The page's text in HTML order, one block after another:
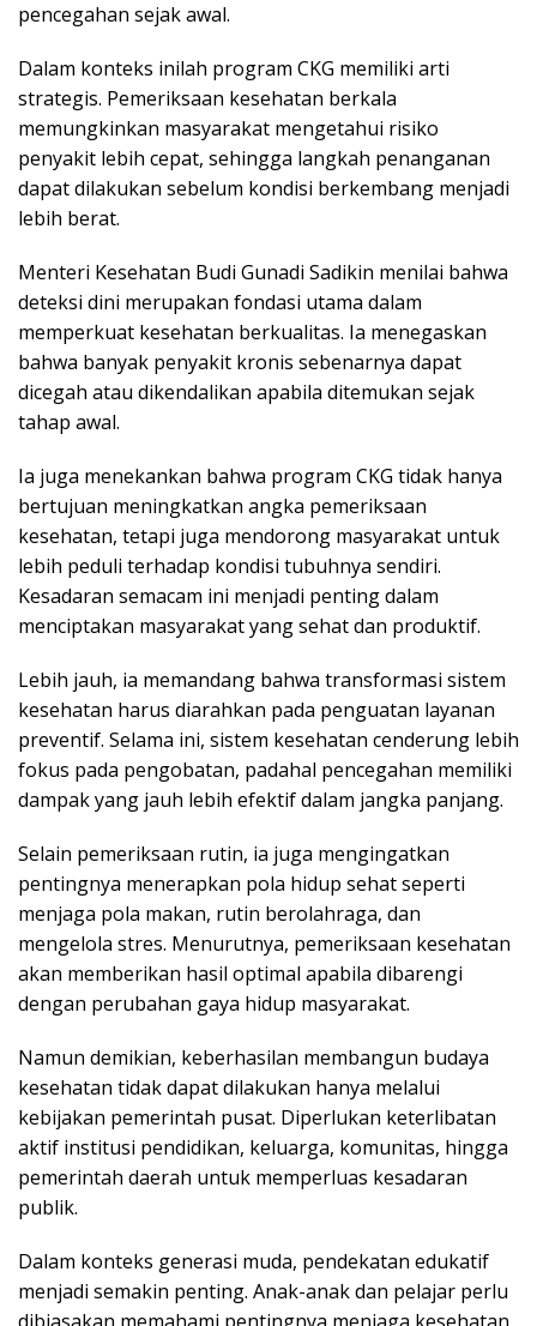
pencegahan sejak awal.
Dalam konteks inilah program CKG memiliki arti
strategis. Pemeriksaan kesehatan berkala
memungkinkan masyarakat mengetahui risiko
penyakit lebih cepat, sehingga langkah penanganan
dapat dilakukan sebelum kondisi berkembang menjadi
lebih berat.
Menteri Kesehatan Budi Gunadi Sadikin menilai bahwa
deteksi dini merupakan fondasi utama dalam
memperkuat kesehatan berkualitas. Ia menegaskan
bahwa banyak penyakit kronis sebenarnya dapat
dicegah atau dikendalikan apabila ditemukan sejak
tahap awal.
Ia juga menekankan bahwa program CKG tidak hanya
bertujuan meningkatkan angka pemeriksaan
kesehatan, tetapi juga mendorong masyarakat untuk
lebih peduli terhadap kondisi tubuhnya sendiri.
Kesadaran semacam ini menjadi penting dalam
menciptakan masyarakat yang sehat dan produktif.
Lebih jauh, ia memandang bahwa transformasi sistem
kesehatan harus diarahkan pada penguatan layanan
preventif. Selama ini, sistem kesehatan cenderung lebih
fokus pada pengobatan, padahal pencegahan memiliki
dampak yang jauh lebih efektif dalam jangka panjang.
Selain pemeriksaan rutin, ia juga mengingatkan
pentingnya menerapkan pola hidup sehat seperti
menjaga pola makan, rutin berolahraga, dan
mengelola stres. Menurutnya, pemeriksaan kesehatan
akan memberikan hasil optimal apabila dibarengi
dengan perubahan gaya hidup masyarakat.
Namun demikian, keberhasilan membangun budaya
kesehatan tidak dapat dilakukan hanya melalui
kebijakan pemerintah pusat. Diperlukan keterlibatan
aktif institusi pendidikan, keluarga, komunitas, hingga
pemerintah daerah untuk memperluas kesadaran
publik.
Dalam konteks generasi muda, pendekatan edukatif
menjadi semakin penting. Anak-anak dan pelajar perlu